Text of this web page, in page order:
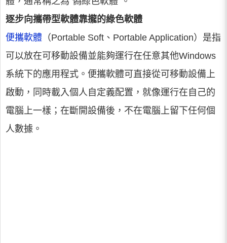
逐步向攜帶型軟體靠攏的綠色軟體
便攜軟體 （Portable Soft、Portable Application）是指
可以放在可移動設備並能夠運行在任意其他Windows
系統下的應用程式。便攜軟體可直接從可移動設備上
啟動，同時載入個人自定義配置，就像運行在自己的
電腦上一樣；在斷開設備後，不在電腦上留下任何個
人數據。